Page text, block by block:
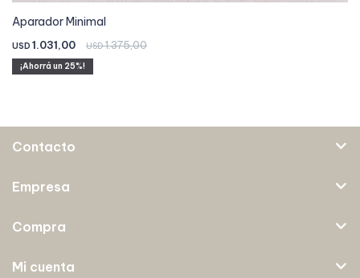
Aparador Minimal
USD 1.031,00 USD1.375,00
25
Contacto
Empresa
Compra
Mi cuenta